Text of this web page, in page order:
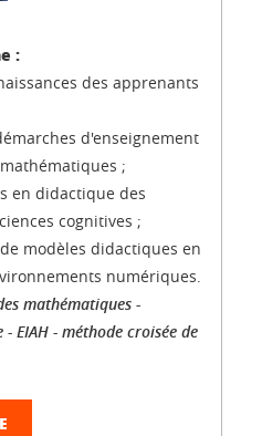
:
des apprenants
d'enseignement
;
en didactique des
cognitives ;
modèles didactiques en
numériques.
mathématiques -
EIAH - méthode croisée de